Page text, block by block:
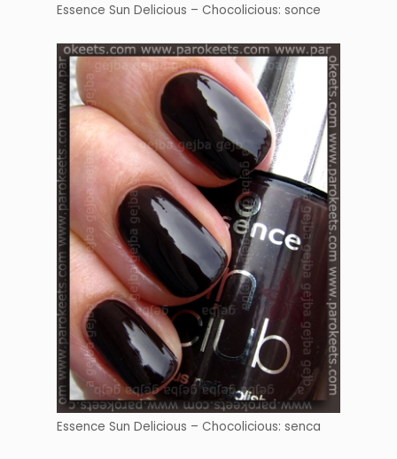
Essence Sun Delicious – Chocolicious: sonce
Essence Sun Delicious – Chocolicious: senca